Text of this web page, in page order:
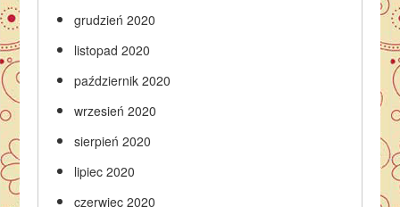
grudzień 2020
listopad 2020
październik 2020
wrzesień 2020
sierpień 2020
lipiec 2020
czerwiec 2020